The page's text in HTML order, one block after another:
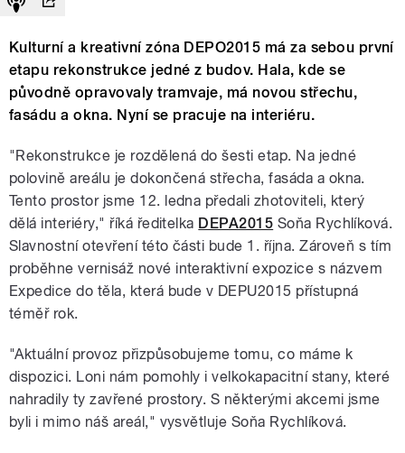
Kulturní a kreativní zóna DEPO2015 má za sebou první
etapu rekonstrukce jedné z budov. Hala, kde se
původně opravovaly tramvaje, má novou střechu,
fasádu a okna. Nyní se pracuje na interiéru.
"Rekonstrukce je rozdělená do šesti etap. Na jedné
polovině areálu je dokončená střecha, fasáda a okna.
Tento prostor jsme 12. ledna předali zhotoviteli, který
dělá interiéry," říká ředitelka DEPA2015 Soňa Rychlíková.
Slavnostní otevření této části bude 1. října. Zároveň s tím
proběhne vernisáž nové interaktivní expozice s názvem
Expedice do těla, která bude v DEPU2015 přístupná
téměř rok.
"Aktuální provoz přizpůsobujeme tomu, co máme k
dispozici. Loni nám pomohly i velkokapacitní stany, které
nahradily ty zavřené prostory. S některými akcemi jsme
byli i mimo náš areál," vysvětluje Soňa Rychlíková.